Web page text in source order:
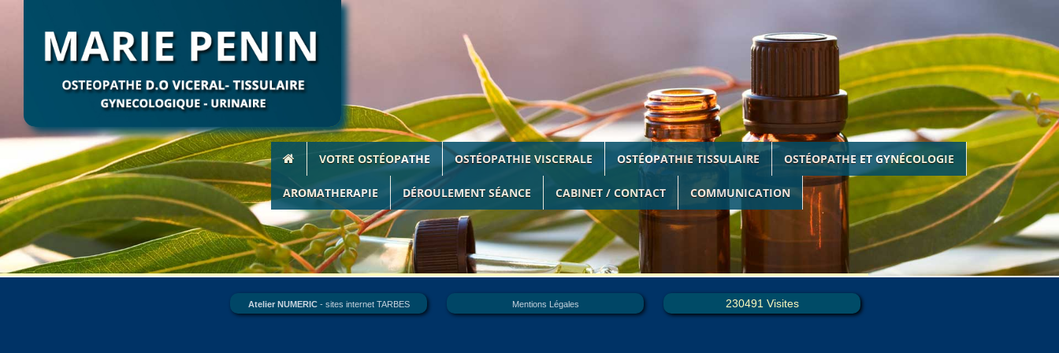
VOTRE OSTÉOPATHE OSTÉOPATHIE VISCERALE OSTÉOPATHIE TISSULAIRE OSTÉOPATHE ET GYNÉCOLOGIE
AROMATHERAPIE DÉROULEMENT SÉANCE CABINET / CONTACT COMMUNICATION
Atelier NUMERIC- sites internet TARBES 230491 Visites
Responsable de publication :
Contact mail :
Adresse :
Hébergeur du site :
www.OVH.com
Site internet : Atelier NUMERIC
www.ateliernumeric.com
Responsabilité : Mentions Légales